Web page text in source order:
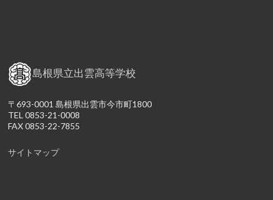
島根県立出雲高等学校
〒693-0001 島根県出雲市今市町1800
TEL 0853-21-0008
FAX 0853-22-7855
サイトマップ